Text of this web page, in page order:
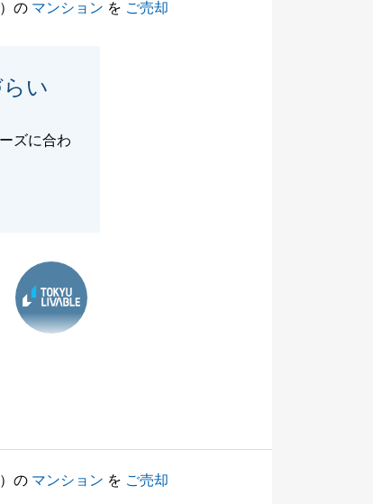
）の マンション を ご売却
い
ズに合わ
）の マンション を ご売却